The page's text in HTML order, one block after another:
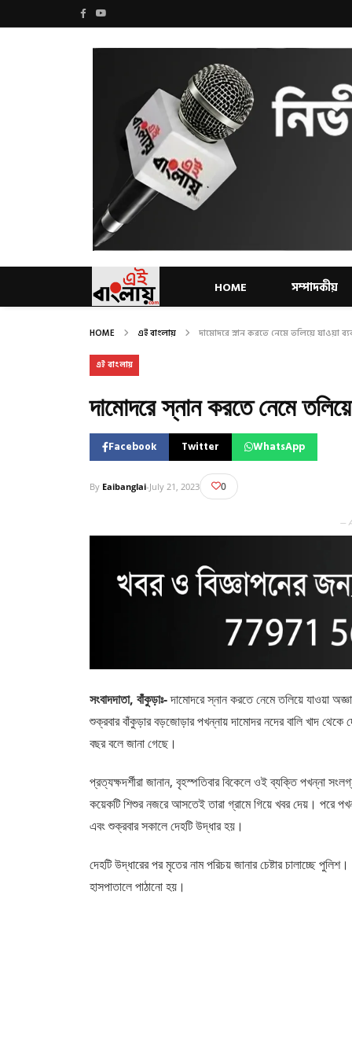
HOME সম্পাদকীয়
HOME এই বাংলায় দামোদরে স্নান করতে নেমে তলিয়ে যাওয়া
এই বাংলায়
দামোদরে স্নান করতে নেমে
Facebook Twitter WhatsApp
By Eaibanglai-July 21, 2023 0
—
সংবাদদাতা, বাঁকুড়াঃ-দামোদরে স্নান করতে নেমে তলিয়ে যাওয়া
শুক্রবার বাঁকুড়ার বড়জোড়ার পখন্নায় দামোদর নদের বালি খাদ
বছর বলে জানা গেছে।
প্রত্যক্ষদর্শীরা জানান, বৃহস্পতিবার বিকেলে ওই ব্যক্তি পখন্না
কয়েকটি শিশুর নজরে আসতেই তারা গ্রামে গিয়ে খবর দেয়। পরে
এবং শুক্রবার সকালে দেহটি উদ্ধার হয়।
দেহটি উদ্ধারের পর মৃতের নাম পরিচয় জানার চেষ্টার চালাচ্ছে
হাসপাতালে পাঠানো হয়।